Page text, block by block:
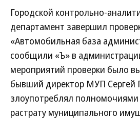
Городской контрольно-
департамент завершил
«Автомобильная база
сообщили «Ъ» в
мероприятий проверки было
бывший директор МУП Сергей
злоупотреблял полномочиями
растрату муниципального